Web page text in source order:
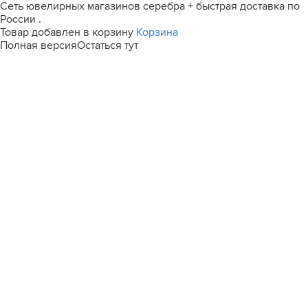
Сеть ювелирных магазинов серебра + быстрая доставка по
России .
Товар добавлен в корзину Корзина
Полная версияОстаться тут